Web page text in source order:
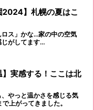
2024】札幌の夏はこ
ロス」かな…家の中の空気
じがしてます…
】実感する！ここは北
やっと温かさを感じる気
上がってきました。